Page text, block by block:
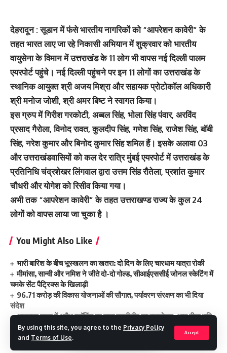
By using this site, you agree to the Privacy Policy
and Terms of Use.
Accept
देहरादून : सूडान में फंसे भारतीय नागरिकों को “आपरेशन कावेरी” के
तहत भारत लाए जा रहे निकासी अभियान में शुक्रवार को भारतीय
वायुसेना के विमान में उत्तराखंड के 11 लोग भी वापस नई दिल्ली पालम
एयरपोर्ट पहुंचे। नई दिल्ली पहुंचने पर इन 11 लोगों का उत्तराखंड के
स्थानिक आयुक्त श्री अजय मिश्रा और सहायक प्रोटोकॉल अधिकारी
श्री मनोज जोशी, श्री अमर बिष्ट ने स्वागत किया।
इस ग्रुप में गिरीश गरकोटी, अब्बल सिंह, भोला सिंह पंवार, अरविंद
प्रसाद गैरोला, विनोद रावत, कुलदीप सिंह, गणेश सिंह, राजेश सिंह, बॉबी
सिंह, नरेश कुमार और बिनोद कुमार सिंह शमिल हैं। इसके अलावा 03
और उत्तराखंडवासियों को कल देर रात्रि मुंबई एयरपोर्ट में उत्तराखंड के
प्रतिनिधि चंद्रशेखर लिंगवाल द्वारा उत्तम सिंह रौतेला, प्रशांत कुमार
चौधरी और योगेश को रिसीव किया गया।
अभी तक “आपरेशन कावेरी” के तहत उत्तराखण्ड राज्य के कुल 24
लोगों को वापस लाया जा चुका है ।
You Might Also Like
भारी बारिश के बीच भूस्खलन का खतरा: दो दिन के लिए चारधाम यात्रा रोकी
मीमांसा, सान्वी और नमिश ने जीते दो-दो गोल्ड, सीआईएससीई जोनल स्केटिंग में
चमके सेंट पैट्रिक्स के खिलाड़ी
96.71 करोड़ की विकास योजनाओं की सौगात, पर्यावरण संरक्षण का भी दिया
संदेश
अजबपुर कला में अवैध प्लॉटिंग पर चला एमडीडीए का बुलडोजर, आठ बीघा भूमि
पर कार्रवाई
ग्राम सभाओं में सरकारी भूमि की होगी जांच